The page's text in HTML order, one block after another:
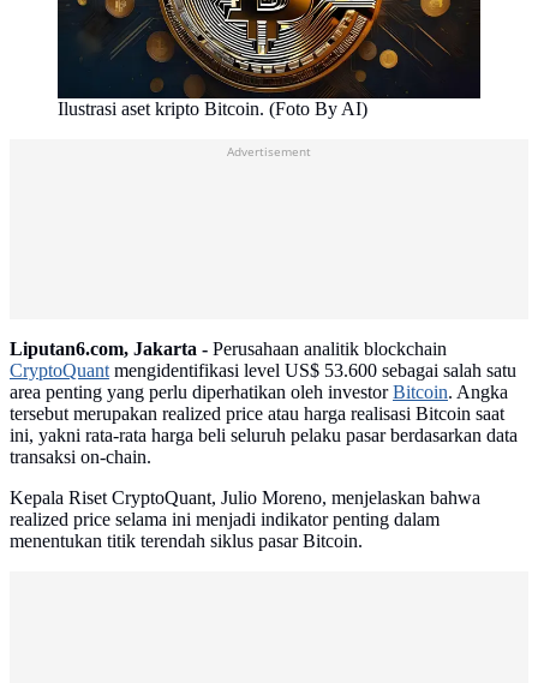
Ilustrasi aset kripto Bitcoin. (Foto By AI)
Advertisement
Liputan6.com, Jakarta - Perusahaan analitik blockchain
CryptoQuantmengidentifikasi level US$ 53.600 sebagai salah satu
area penting yang perlu diperhatikan oleh investorBitcoin. Angka
tersebut merupakan realized price atau harga realisasi Bitcoin saat
ini, yakni rata-rata harga beli seluruh pelaku pasar berdasarkan data
transaksi on-chain.
Kepala Riset CryptoQuant, Julio Moreno, menjelaskan bahwa
realized price selama ini menjadi indikator penting dalam
menentukan titik terendah siklus pasar Bitcoin.